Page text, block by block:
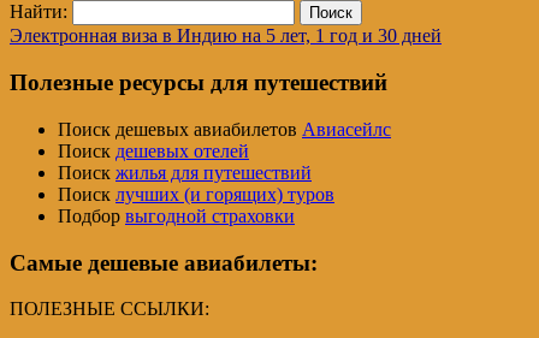
Найти:
Электронная виза в Индию на 5 лет, 1 год и 30 дней
Полезные ресурсы для путешествий
Поиск дешевых авиабилетов Авиасейлс
Поиск дешевых отелей
Поиск жилья для путешествий
Поиск лучших (и горящих) туров
Подбор выгодной страховки
Самые дешевые авиабилеты:
ПОЛЕЗНЫЕ ССЫЛКИ: